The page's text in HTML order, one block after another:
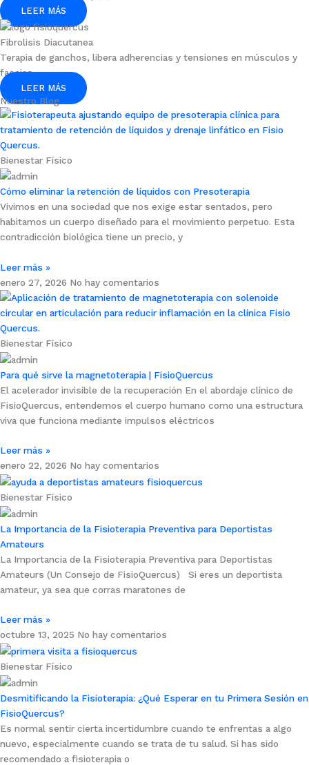
LEER MÁS
Fibrolisis Diacutanea
Terapia de ganchos, libera adherencias y tensiones en músculos y
fascias.
LEER MÁS
Nuestro Blog
Bienestar Físico
Cómo eliminar la retención de líquidos con Presoterapia
Vivimos en una sociedad que nos exige estar sentados, pero
habitamos un cuerpo diseñado para el movimiento perpetuo. Esta
contradicción biológica tiene un precio, y
Leer más »
enero 27, 2026 No hay comentarios
Bienestar Físico
Para qué sirve la magnetoterapia | FisioQuercus
El acelerador invisible de la recuperación En el abordaje clínico de
FisioQuercus, entendemos el cuerpo humano como una estructura
viva que funciona mediante impulsos eléctricos
Leer más »
enero 22, 2026 No hay comentarios
Bienestar Físico
La Importancia de la Fisioterapia Preventiva para Deportistas
Amateurs
La Importancia de la Fisioterapia Preventiva para Deportistas
Amateurs (Un Consejo de FisioQuercus) Si eres un deportista
amateur, ya sea que corras maratones de
Leer más »
octubre 13, 2025 No hay comentarios
Bienestar Físico
Desmitificando la Fisioterapia: ¿Qué Esperar en tu Primera Sesión en
FisioQuercus?
Es normal sentir cierta incertidumbre cuando te enfrentas a algo
nuevo, especialmente cuando se trata de tu salud. Si has sido
recomendado a fisioterapia o